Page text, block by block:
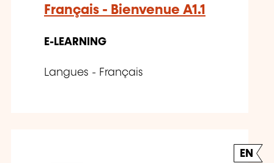
Français - Bienvenue A1.1
E-LEARNING
Langues - Français
EN